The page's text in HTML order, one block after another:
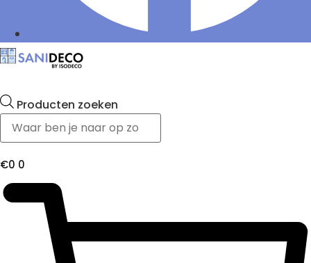
Producten zoeken
€0 0